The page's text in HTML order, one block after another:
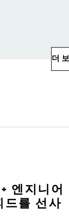
더
엔지니어
드를 선사